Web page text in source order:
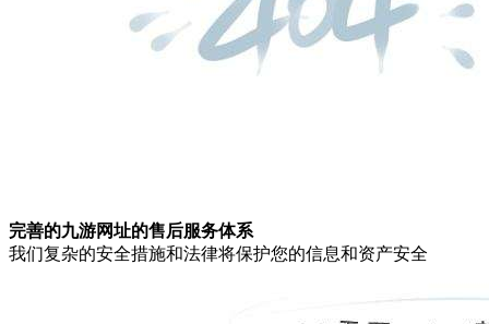
完善的九游网址的售后服务体系
我们复杂的安全措施和法律将保护您的信息和资产安全